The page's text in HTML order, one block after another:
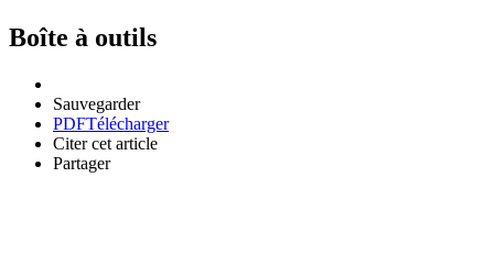
Boîte à outils
Sauvegarder
PDFTélécharger
Citer cet article
Partager